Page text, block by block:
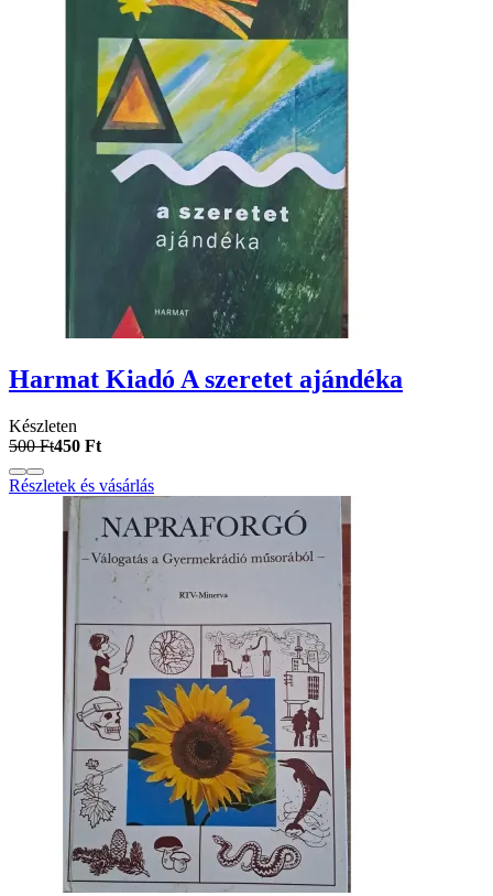
Harmat Kiadó A szeretet ajándéka
Készleten
500 Ft450 Ft
Részletek és vásárlás